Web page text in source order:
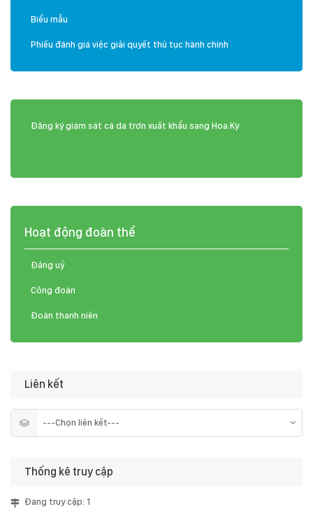
Biểu mẫu
Phiếu đánh giá việc giải quyết thủ tục hành chính
Đăng ký giám sát cá da trơn xuất khẩu sang Hoa Kỳ
Hoạt động đoàn thể
Đảng uỷ
Công đoàn
Đoàn thanh niên
Liên kết
Thống kê truy cập
Đang truy cập: 1